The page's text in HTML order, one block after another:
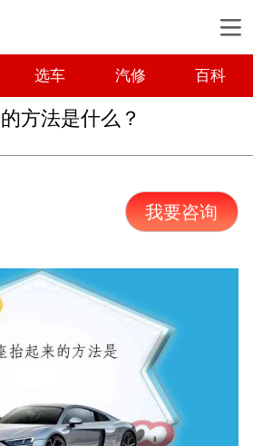
选车 汽修 百科
方法是什么？
我要咨询